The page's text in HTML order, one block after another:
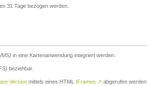
31 Tage bezogen werden.
in eine Kartenanwendung integriert werden.
beziehbar.
Version mittels eines HTML IFrames ↗ abgerufen werden.